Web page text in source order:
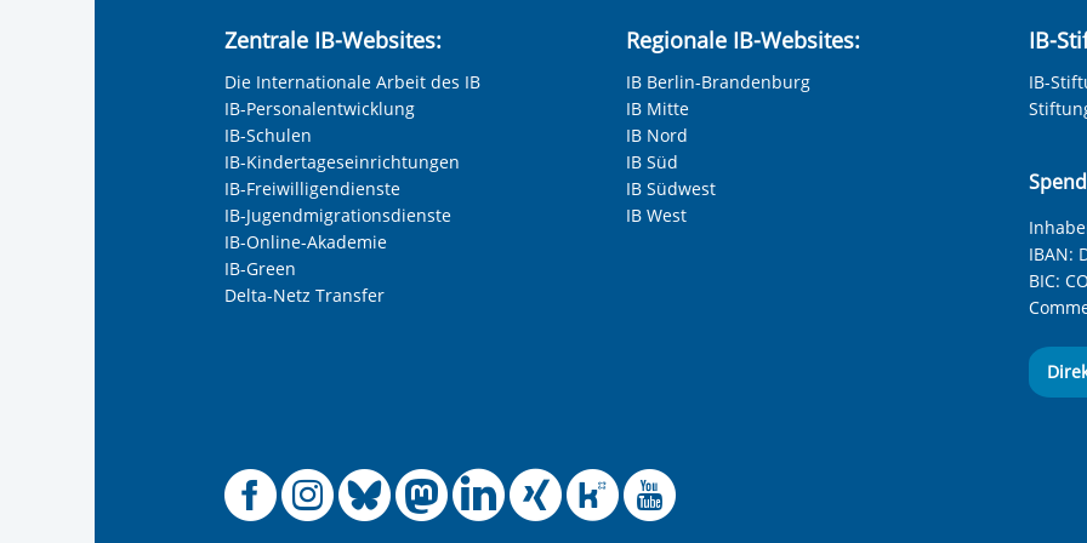
Keine Angabe
Frau
Herr
Neutrale Anrede
Unternehmen
Nachname, Vorname
Ihre E-Mail-Adresse*
Zentrale IB-Websites:
Die Internationale Arbeit des IB
IB-Personalentwicklung
IB-Schulen
IB-Kindertageseinrichtungen
IB-Freiwilligendienste
IB-Jugendmigrationsdienste
IB-Online-Akademie
IB-Green
Delta-Netz Transfer
Regionale IB-Websites:
IB Berlin-Brandenburg
IB Mitte
IB Nord
IB Süd
IB Südwest
IB West
IB-
IB-
IBAN:
BIC:
Offizielle Facebook-Seite des
Offizielle Instagram-Seite des
Offizielle BlueSky-Seite des
Offizielle Mastodon-
Offizielle LinkedIn-
Offizielle Xing-Seite
Offizielle Kununu-